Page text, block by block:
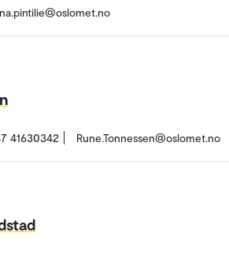
41630342 Rune.Tonnessen@oslomet.no